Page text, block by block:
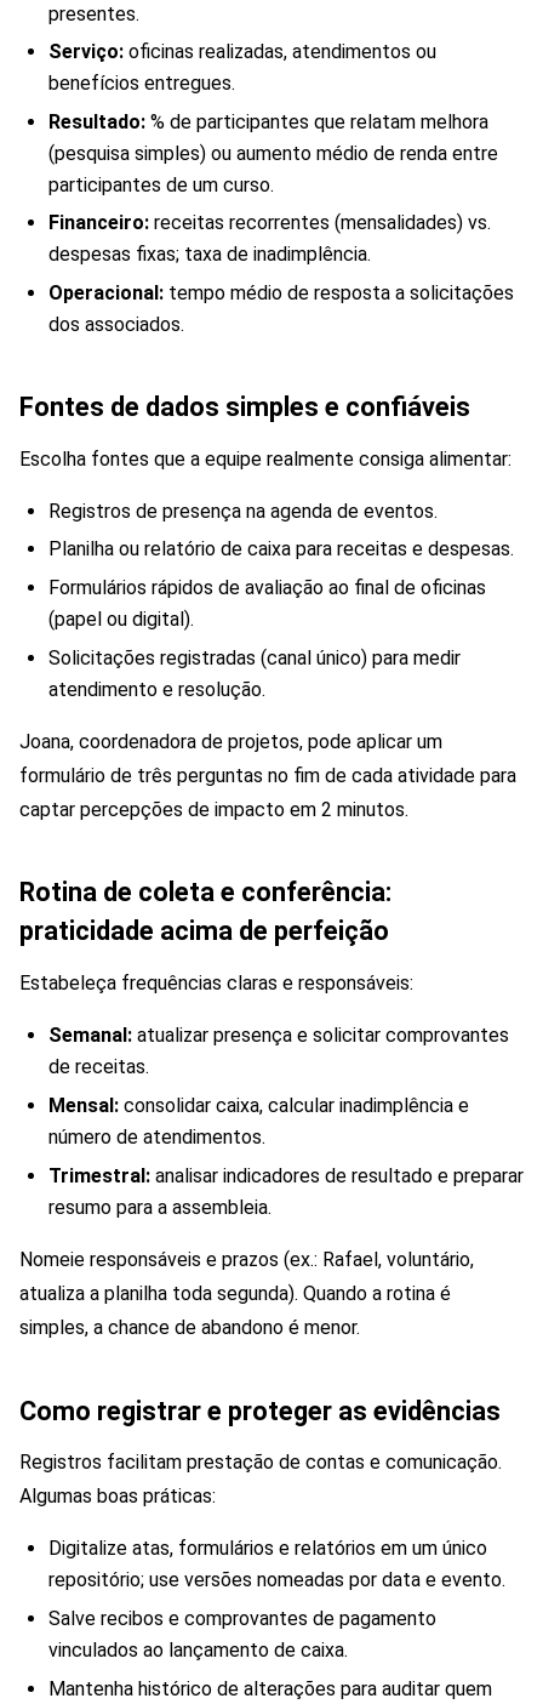
presentes.
Serviço: oficinas realizadas, atendimentos ou
benefícios entregues.
Resultado: % de participantes que relatam melhora
(pesquisa simples) ou aumento médio de renda entre
participantes de um curso.
Financeiro: receitas recorrentes (mensalidades) vs.
despesas fixas; taxa de inadimplência.
Operacional: tempo médio de resposta a solicitações
dos associados.
Fontes de dados simples e confiáveis
Escolha fontes que a equipe realmente consiga alimentar:
Registros de presença na agenda de eventos.
Planilha ou relatório de caixa para receitas e despesas.
Formulários rápidos de avaliação ao final de oficinas
(papel ou digital).
Solicitações registradas (canal único) para medir
atendimento e resolução.
Joana, coordenadora de projetos, pode aplicar um
formulário de três perguntas no fim de cada atividade para
captar percepções de impacto em 2 minutos.
Rotina de coleta e conferência:
praticidade acima de perfeição
Estabeleça frequências claras e responsáveis:
Semanal: atualizar presença e solicitar comprovantes
de receitas.
Mensal: consolidar caixa, calcular inadimplência e
número de atendimentos.
Trimestral: analisar indicadores de resultado e preparar
resumo para a assembleia.
Nomeie responsáveis e prazos (ex.: Rafael, voluntário,
atualiza a planilha toda segunda). Quando a rotina é
simples, a chance de abandono é menor.
Como registrar e proteger as evidências
Registros facilitam prestação de contas e comunicação.
Algumas boas práticas:
Digitalize atas, formulários e relatórios em um único
repositório; use versões nomeadas por data e evento.
Salve recibos e comprovantes de pagamento
vinculados ao lançamento de caixa.
Mantenha histórico de alterações para auditar quem